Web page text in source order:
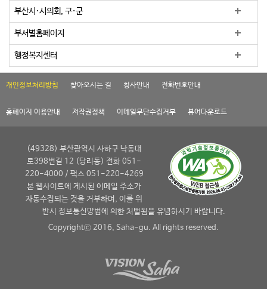
부산시·시의회, 구·군
부서별홈페이지
행정복지센터
개인정보처리방침 찾아오시는 길 청사안내 전화번호안내
홈페이지 이용안내 저작권정책 이메일무단수집거부 뷰어다운로드
(49328) 부산광역시 사하구 낙동대
로398번길 12 (당리동) 전화 051-
220-4000 / 팩스 051-220-4269
본 웹사이트에 게시된 이메일 주소가
자동수집되는 것을 거부하며, 이를 위
반시 정보통신망법에 의한 처벌됨을 유념하시기 바랍니다.
Copyrightⓒ 2016, Saha-gu. All rights reserved.